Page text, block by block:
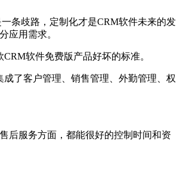
条歧路，定制化才是CRM软件未来的发
应用需求。
软件免费版产品好坏的标准。
了客户管理、销售管理、外勤管理、权
后服务方面，都能很好的控制时间和资